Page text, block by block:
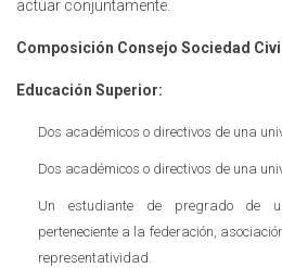
actuar conjuntamente.
Composición Consejo Sociedad
Educación Superior:
Dos académicos o directivos de una
Dos académicos o directivos de una
Un estudiante de pregrado de
perteneciente a la federación,
representatividad.